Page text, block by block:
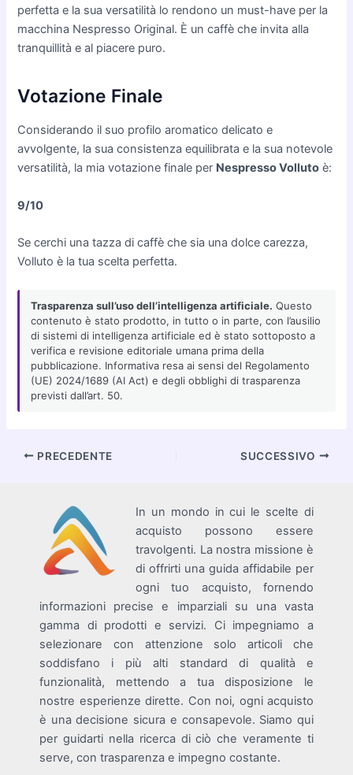
perfetta e la sua versatilità lo rendono un must-have per la
macchina Nespresso Original. È un caffè che invita alla
tranquillità e al piacere puro.
Votazione Finale
Considerando il suo profilo aromatico delicato e
avvolgente, la sua consistenza equilibrata e la sua notevole
versatilità, la mia votazione finale per Nespresso Volluto è:
9/10
Se cerchi una tazza di caffè che sia una dolce carezza,
Volluto è la tua scelta perfetta.
Trasparenza sull’uso dell’intelligenza artificiale. Questo
contenuto è stato prodotto, in tutto o in parte, con l’ausilio
di sistemi di intelligenza artificiale ed è stato sottoposto a
verifica e revisione editoriale umana prima della
pubblicazione. Informativa resa ai sensi del Regolamento
(UE) 2024/1689 (AI Act) e degli obblighi di trasparenza
previsti dall’art. 50.
Navigazione
PRECEDENTE SUCCESSIVO
In un mondo in cui le scelte di
acquisto possono essere
travolgenti. La nostra missione è
di offrirti una guida affidabile per
ogni tuo acquisto, fornendo
informazioni precise e imparziali su una vasta
gamma di prodotti e servizi. Ci impegniamo a
selezionare con attenzione solo articoli che
soddisfano i più alti standard di qualità e
funzionalità, mettendo a tua disposizione le
nostre esperienze dirette. Con noi, ogni acquisto
è una decisione sicura e consapevole. Siamo qui
per guidarti nella ricerca di ciò che veramente ti
serve, con trasparenza e impegno costante.